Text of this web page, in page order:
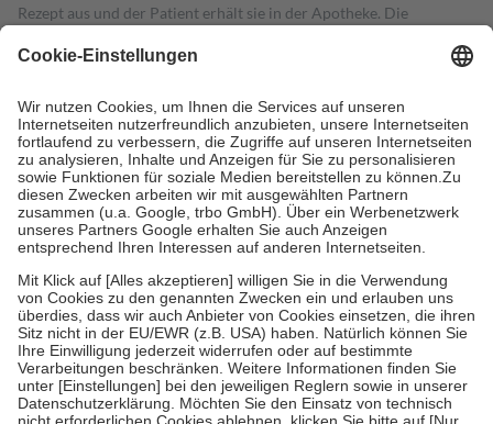
Rezept aus und der Patient erhält sie in der Apotheke. Die
Kosten dafür, der Versicherte trägt einen Teil davon als Zuzahlung
Grundsätzlich leisten Mitglieder Zuzahlungen in Höhe von zehn
Prozent des Abgabepreises,mindestensjedochfünf Euround
höchstens zehn Euro.Es sind jedoch nie mehr als die tatsächlichen
Kosten der Leistung zu entrichten.
Diese Regeln gelten grundsätzlich auch für Online-Apotheken.
Bei Heilmitteln und häuslicher Krankenpflege beträgt die
Zuzahlung zehn Prozent der Kosten sowie zehn Euro je
Um das Engagement der Versicherten für ihre eigene Gesundheit zu
stärken und die besondere Stellung der Familie zu unterstützen,
fallenkeine Zuzahlungen an bei:
• Kindern und Jugendlichen bis zum vollendeten 18. Lebensjahr
mit Ausnahme der Fahrkosten
• Untersuchungen zur Vorsorge und Früherkennung, die von der